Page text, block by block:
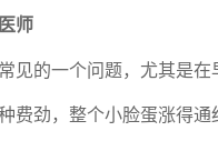
师
见的一个问题，尤其是在
费劲，整个小脸蛋涨得通